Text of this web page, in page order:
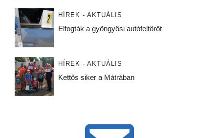
HÍREK - AKTUÁLIS
Elfogták a gyöngyösi autófeltörőt
HÍREK - AKTUÁLIS
Kettős siker a Mátrában